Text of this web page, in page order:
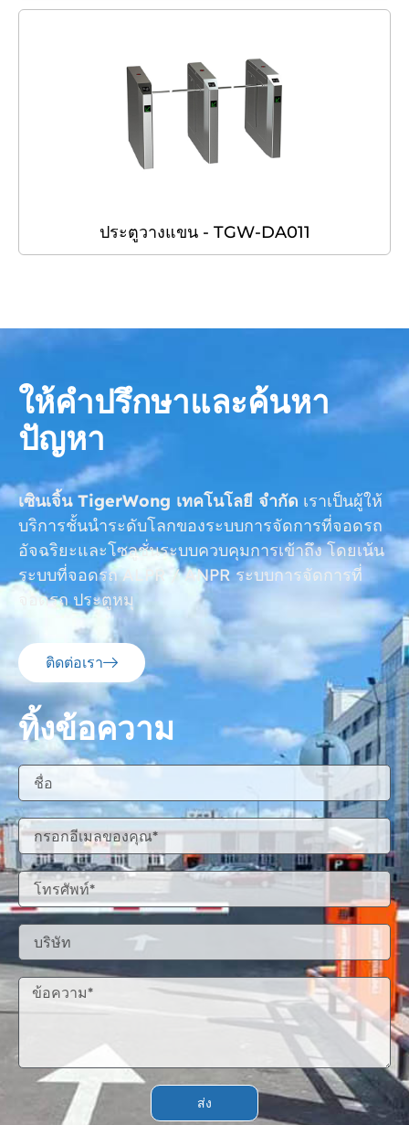
ประตูวางแขน - TGW-DA011
ให้คำปรึกษาและค้นหา
ปัญหา
เซินเจิ้น TigerWong เทคโนโลยี จำกัด เราเป็นผู้ให้
บริการชั้นนำระดับโลกของระบบการจัดการที่จอดรถ
อัจฉริยะและโซลูชั่นระบบควบคุมการเข้าถึง โดยเน้น
ระบบที่จอดรถ ALPR / ANPR ระบบการจัดการที่
จอดรถ ประตูหมุ
ติดต่อเรา
ทิ้งข้อความ
ส่ง